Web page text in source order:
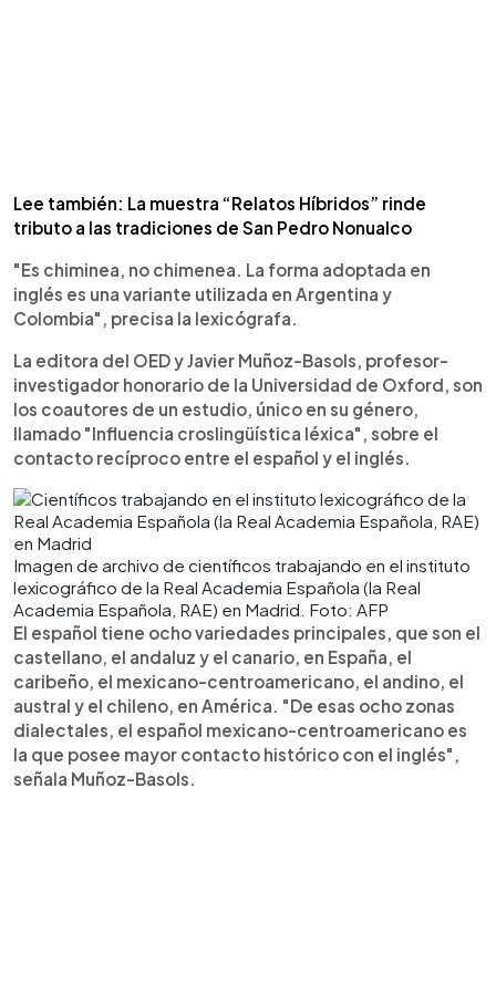
Lee también: La muestra “Relatos Híbridos” rinde
tributo a las tradiciones de San Pedro Nonualco
"Es chiminea, no chimenea. La forma adoptada en
inglés es una variante utilizada en Argentina y
Colombia", precisa la lexicógrafa.
La editora del OED y Javier Muñoz-Basols, profesor-
investigador honorario de la Universidad de Oxford, son
los coautores de un estudio, único en su género,
llamado "Influencia croslingüística léxica", sobre el
contacto recíproco entre el español y el inglés.
Imagen de archivo de científicos trabajando en el instituto
lexicográfico de la Real Academia Española (la Real
Academia Española, RAE) en Madrid. Foto: AFP
El español tiene ocho variedades principales, que son el
castellano, el andaluz y el canario, en España, el
caribeño, el mexicano-centroamericano, el andino, el
austral y el chileno, en América. "De esas ocho zonas
dialectales, el español mexicano-centroamericano es
la que posee mayor contacto histórico con el inglés",
señala Muñoz-Basols.